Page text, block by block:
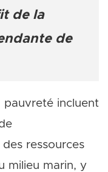
de la
de
pauvreté incluent
ressources
milieu marin, y